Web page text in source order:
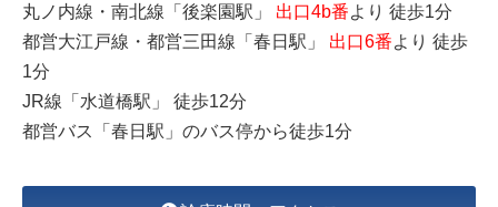
丸ノ内線・南北線「後楽園駅」 出口4b番より 徒歩1分
都営大江戸線・都営三田線「春日駅」 出口6番より 徒歩
1分
JR線「水道橋駅」 徒歩12分
都営バス「春日駅」のバス停から徒歩1分